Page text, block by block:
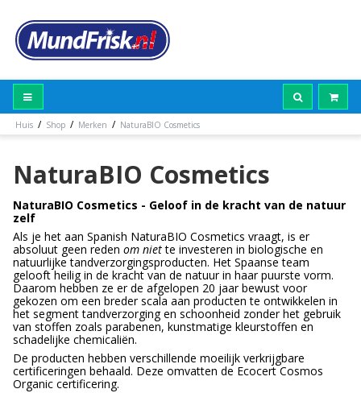
Huis / Shop / Merken / NaturaBIO Cosmetics
NaturaBIO Cosmetics
NaturaBIO Cosmetics - Geloof in de kracht van de natuur
zelf
Als je het aan Spanish NaturaBIO Cosmetics vraagt, is er
absoluut geen reden om niette investeren in biologische en
natuurlijke tandverzorgingsproducten. Het Spaanse team
gelooft heilig in de kracht van de natuur in haar puurste vorm.
Daarom hebben ze er de afgelopen 20 jaar bewust voor
gekozen om een breder scala aan producten te ontwikkelen in
het segment tandverzorging en schoonheid zonder het gebruik
van stoffen zoals parabenen, kunstmatige kleurstoffen en
schadelijke chemicaliën.
De producten hebben verschillende moeilijk verkrijgbare
certificeringen behaald. Deze omvatten de Ecocert Cosmos
Organic certificering.